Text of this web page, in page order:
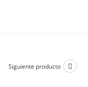
Siguiente producto